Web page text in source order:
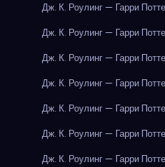
Дж. К. Роулинг — Гарри
Дж. К. Роулинг — Гарри
Дж. К. Роулинг — Гарри
Дж. К. Роулинг — Гарри
Дж. К. Роулинг — Гарри
Дж. К. Роулинг — Гарри
Дж. К. Роулинг — Гарри